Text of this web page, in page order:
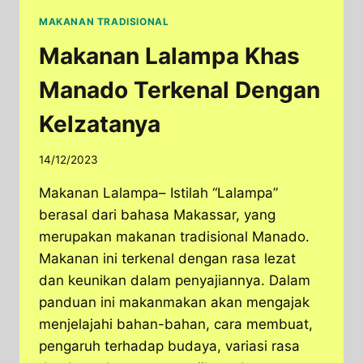
MAKANAN TRADISIONAL
Makanan Lalampa Khas
Manado Terkenal Dengan
Kelzatanya
14/12/2023
Makanan Lalampa– Istilah “Lalampa”
berasal dari bahasa Makassar, yang
merupakan makanan tradisional Manado.
Makanan ini terkenal dengan rasa lezat
dan keunikan dalam penyajiannya. Dalam
panduan ini makanmakan akan mengajak
menjelajahi bahan-bahan, cara membuat,
pengaruh terhadap budaya, variasi rasa